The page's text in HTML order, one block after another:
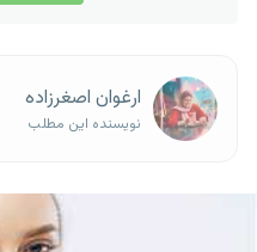
ارغوان اصغرزاده
نویسنده این مطلب